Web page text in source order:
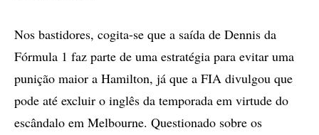
Nos bastidores, cogita-se que a saída de Dennis da
Fórmula 1 faz parte de uma estratégia para evitar uma
punição maior a Hamilton, já que a FIA divulgou que
pode até excluir o inglês da temporada em virtude do
escândalo em Melbourne. Questionado sobre os